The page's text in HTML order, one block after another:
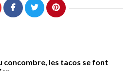
concombre, les tacos se font